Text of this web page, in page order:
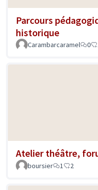
Parcours
historique
Carambarcaramel 0
Atelier théâtre,
boursier
1 2